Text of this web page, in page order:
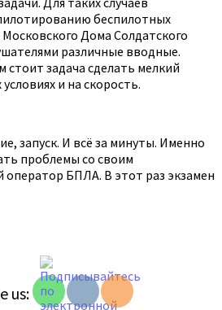
беспилотных
Дома Солдатского
различные вводные.
стоит задача сделать мелкий
и на скорость.
запуск. И всё за минуты. Именно
проблемы со своим
БПЛА. В этот раз экзамен
us: